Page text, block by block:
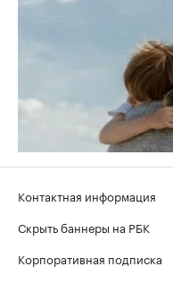
Контактная информация
Скрыть баннеры на РБК
Корпоративная подписка